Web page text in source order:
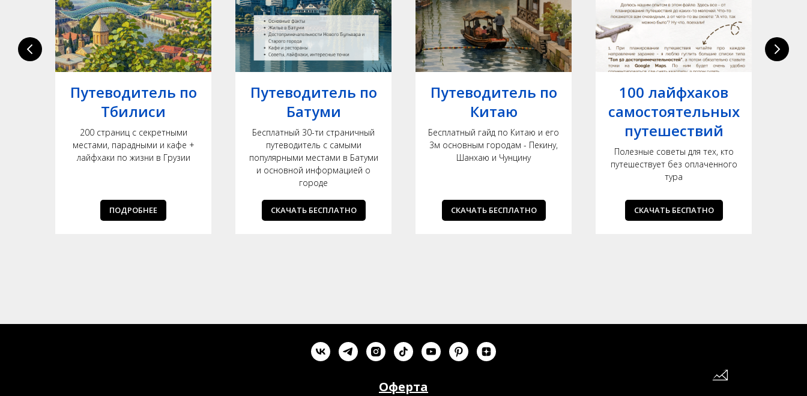
Путеводитель по
Тбилиси
200 страниц с секретными
местами, парадными и кафе +
лайфхаки по жизни в Грузии
ПОДРОБНЕЕ
Путеводитель по
Батуми
Бесплатный 30-ти страничный
путеводитель с самыми
популярными местами в Батуми
и основной информацией о
городе
СКАЧАТЬ БЕСПЛАТНО
Путеводитель по
Китаю
Бесплатный гайд по Китаю и его
3м основным городам - Пекину,
Шанхаю и Чунцину
СКАЧАТЬ БЕСПЛАТНО
100 лайфхаков
самостоятельных
путешествий
Полезные советы для тех, кто
путешествует без оплаченного
тура
СКАЧАТЬ БЕСПАТНО
Оферта